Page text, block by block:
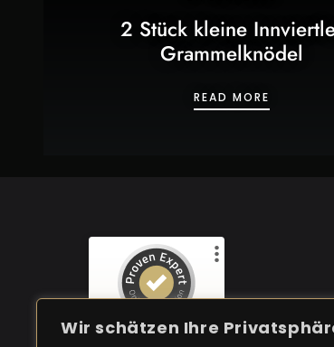
Wir schätzen Ihre
2 Stück kleine
Grammelknödel
READ MORE 2 STÜCK
Kundenbewertungen und Erfahrungen zu